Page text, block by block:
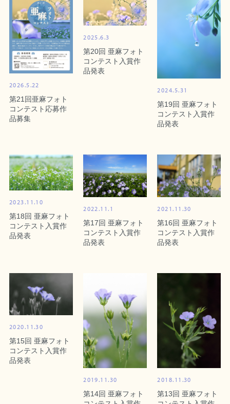
2026.5.22
第21回亜麻フォト
コンテスト応募作
品募集
2025.6.3
第20回 亜麻フォト
コンテスト入賞作
品発表
2024.5.31
第19回 亜麻フォト
コンテスト入賞作
品発表
2023.11.10
第18回 亜麻フォト
コンテスト入賞作
品発表
2022.11.1
第17回 亜麻フォト
コンテスト入賞作
品発表
2021.11.30
第16回 亜麻フォト
コンテスト入賞作
品発表
2020.11.30
第15回 亜麻フォト
コンテスト入賞作
品発表
2019.11.30
第14回 亜麻フォト
2018.11.30
第13回 亜麻フォト